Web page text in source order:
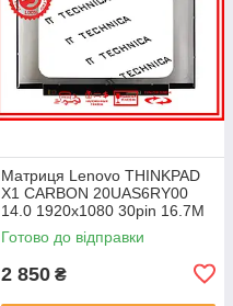
Матриця Lenovo THINKPAD
X1 CARBON 20UAS6RY00
14.0 1920x1080 30pin 16.7M
45% NTSC 300 cd/m² для
ноутбука
Готово до відправки
2 850 ₴